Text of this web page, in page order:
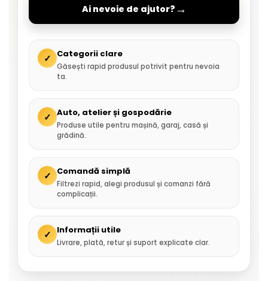
Ai nevoie de ajutor? →
✓ Categorii clare
Găsești rapid produsul potrivit pentru nevoia
ta.
✓ Auto, atelier și gospodărie
Produse utile pentru mașină, garaj, casă și
grădină.
✓ Comandă simplă
Filtrezi rapid, alegi produsul și comanzi fără
complicații.
✓ Informații utile
Livrare, plată, retur și suport explicate clar.